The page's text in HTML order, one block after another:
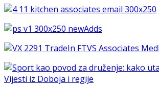
Vijesti iz Doboja i regije